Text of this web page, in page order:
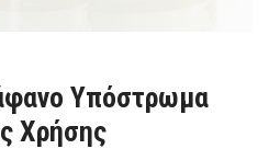
Υπόστρωμα
Χρήσης